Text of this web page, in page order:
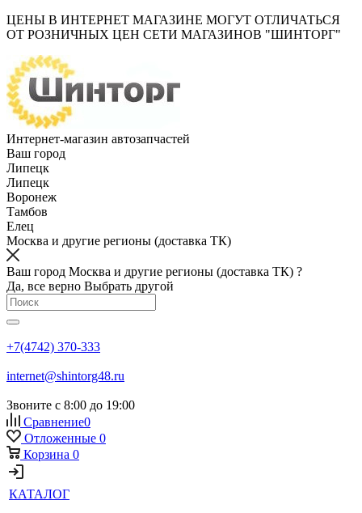
ЦЕНЫ В ИНТЕРНЕТ МАГАЗИНЕ МОГУТ ОТЛИЧАТЬСЯ
ОТ РОЗНИЧНЫХ ЦЕН СЕТИ МАГАЗИНОВ "ШИНТОРГ"
Интернет-магазин автозапчастей
Ваш город
Липецк
Липецк
Воронеж
Тамбов
Елец
Москва и другие регионы (доставка ТК)
Ваш город Москва и другие регионы (доставка ТК) ?
Да, все верно Выбрать другой
+7(4742) 370-333
internet@shintorg48.ru
Звоните с 8:00 до 19:00
Сравнение0
Отложенные 0
Корзина 0
КАТАЛОГ